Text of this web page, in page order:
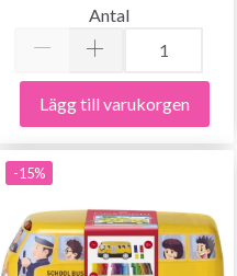
Antal
Lägg till varukorgen
-15%